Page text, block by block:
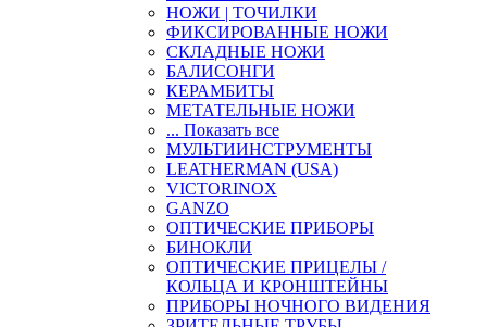
НОЖИ | ТОЧИЛКИ
ФИКСИРОВАННЫЕ НОЖИ
СКЛАДНЫЕ НОЖИ
БАЛИСОНГИ
КЕРАМБИТЫ
МЕТАТЕЛЬНЫЕ НОЖИ
... Показать все
МУЛЬТИИНСТРУМЕНТЫ
LEATHERMAN (USA)
VICTORINOX
GANZO
ОПТИЧЕСКИЕ ПРИБОРЫ
БИНОКЛИ
ОПТИЧЕСКИЕ ПРИЦЕЛЫ /
КОЛЬЦА И КРОНШТЕЙНЫ
ПРИБОРЫ НОЧНОГО ВИДЕНИЯ